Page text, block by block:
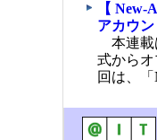
【
アカウ
本連載
式から
回は、